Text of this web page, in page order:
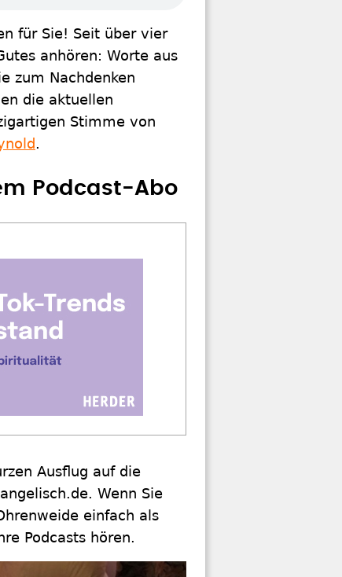
für Sie! Seit über vier
anhören: Worte aus
zum Nachdenken
die aktuellen
Stimme von
.
Podcast-Abo
Ausflug auf die
Wenn Sie
einfach als
Podcasts hören.